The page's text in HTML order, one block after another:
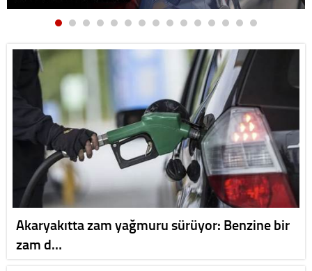
Akaryakıtta zam yağmuru sürüyor: Benzine bir
zam d…